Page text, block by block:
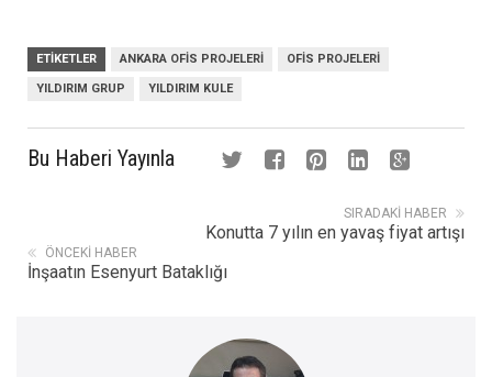
ETIKETLER ANKARA OFIS PROJELERI OFIS PROJELERI
YILDIRIM GRUP YILDIRIM KULE
Bu Haberi Yayınla
SIRADAKI HABER
Konutta 7 yılın en yavaş fiyat artışı
ÖNCEKI HABER
İnşaatın Esenyurt Bataklığı